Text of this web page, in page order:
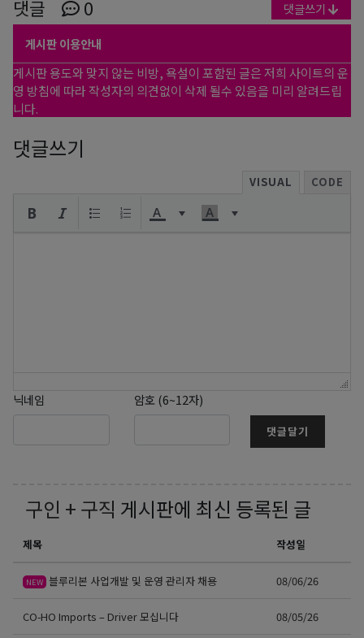
댓글 0 댓글쓰기
게시판 이용안내
게시판 용도와 맞지 않는 비방, 욕설이 포함된 글은 저희 사이트의 운
영 방침에 따라 작성자의 의견없이 삭제 될수 있음을 미리 알려드립
니다.
댓글쓰기
VISUAL CODE
닉네임 암호 (6~12자)
댓글달기
구인 + 구직 게시판에 최신 등록된 글
제목 작성일
NEW 블루리본 사업개발 및 운영 관리자 채용 08/06/26
CO-HO Imports – Driver 모십니다 08/05/26